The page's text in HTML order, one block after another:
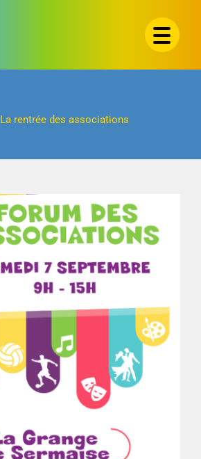
La rentrée des associations